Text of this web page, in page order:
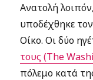
Ανατολή
υποδέχθηκε
Οίκο. Οι δύο
τους (The
πόλεμο κατά